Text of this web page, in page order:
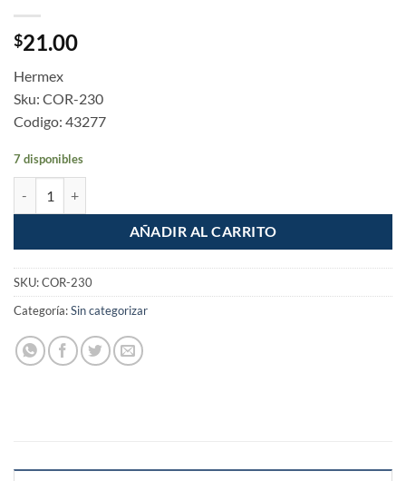
$21.00
Hermex
Sku: COR-230
Codigo: 43277
7 disponibles
AÑADIR AL CARRITO
SKU:COR-230
Categoría:Sin categorizar